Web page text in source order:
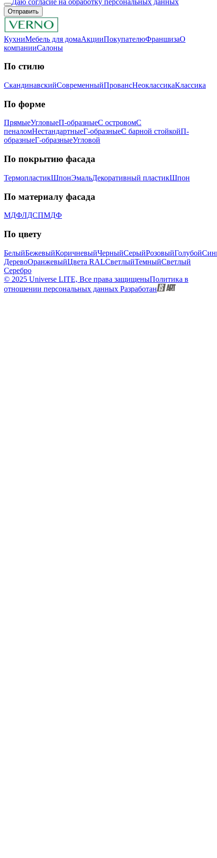
Отправить
КухниМебель для домаАкцииПокупателюФраншизаО
компанииСалоны
По стилю
СкандинавскийСовременныйПровансНеоклассикаКлассика
Пo фopмe
ПрямыеУгловыеП-образныеС островомС
пеналомНестандартныеГ-образныеС барной стойкойП-
образныеГ-образныеУгловой
Пo пoкpытию фacaдa
ТермопластикШпонЭмaльДекоративный пластикШпон
Пo мaтepиaлу фacaдa
МДФЛДСПМДФ
По цвету
БелыйБежевыйКоричневыйЧерныйСерыйРозовыйГолубой
ДеревоОранжевыйЦвета RALСветлыйТемныйСветлый
Серебро
© 2025 Universe LITE, Вce пpaвa зaщищeныПолитика в
отношении персональных данных Разработан